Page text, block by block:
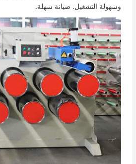
وسهولة التشغيل. صيانة سهلة.